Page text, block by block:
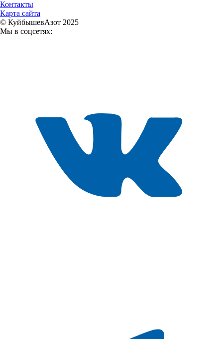
Контакты
Карта сайта
© КуйбышевАзот 2025
Мы в соцсетях: